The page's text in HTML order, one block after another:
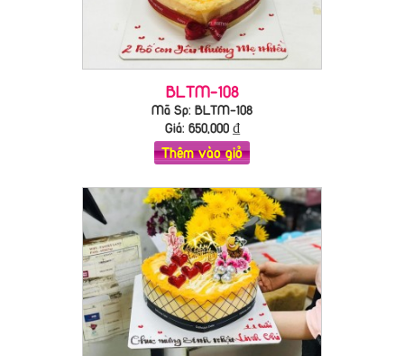
BLTM-108
Mã Sp: BLTM-108
Giá: 650,000₫
Thêm vào giỏ